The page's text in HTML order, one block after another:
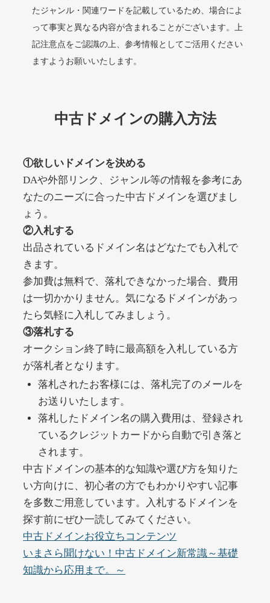
詳細を見る
DA51 外部リンク数 1202 ドメイン年齢1年
入札 0件
詳細を見る
10,800円 入札 0件
debtconsolidationorg.info
ジャンル
DA49 外部リンク数389 ドメイン年齢1年
10,800円 入札 0件
詳細を見る
portalvidalivre.com
ジャンル その他
DA47 外部リンク数2202 ドメイン年齢 5年
10,800円 入札 0件
buywrite-plus.com
ジャンルその他
DA 45 外部リンク数4677 ドメイン年齢2年
10,800円 入札 0件
たジャンル・関連ワードを記載しているため、場合によ
って事実と異なる内容が含まれることがございます。上
記注意点をご認識の上、参考情報としてご活用ください
ますようお願いいたします。
中古ドメインの購入方法
①欲しいドメインを決める
DAや外部リンク、ジャンル等の情報を参考にあ
なたのニーズに合った中古ドメインを選びまし
ょう。
②入札する
出品されているドメイン名はどなたでも入札で
きます。
参加費は無料で、落札できなかった場合、費用
は一切かかりません。気になるドメインがあっ
たら気軽に入札してみましょう。
③落札する
オークション終了時に最高額を入札している方
が落札者となります。
落札されたお客様には、落札完了のメールを
お送りいたします。
落札したドメイン名の購入費用は、登録され
ているクレジットカードから自動で引き落と
されます。
中古ドメインの基本的な知識や選び方を知りた
い方向けに、初心者の方でもわかりやすい記事
を多数ご用意しています。入札するドメインを
探す前にぜひ一読してみてください。
中古ドメインお役立ちコンテンツ
いまさら聞けない！中古ドメイン新常識～基礎
知識から応用まで。～